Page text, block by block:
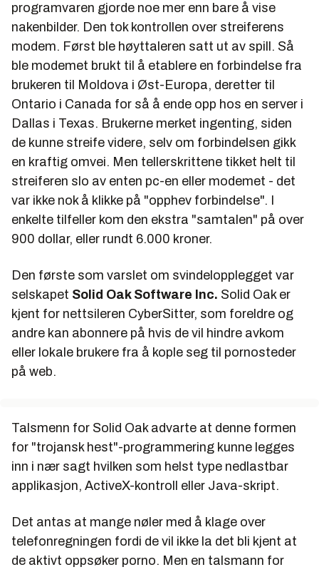
programvaren gjorde noe mer enn bare å vise
nakenbilder. Den tok kontrollen over streiferens
modem. Først ble høyttaleren satt ut av spill. Så
ble modemet brukt til å etablere en forbindelse fra
brukeren til Moldova i Øst-Europa, deretter til
Ontario i Canada for så å ende opp hos en server i
Dallas i Texas. Brukerne merket ingenting, siden
de kunne streife videre, selv om forbindelsen gikk
en kraftig omvei. Men tellerskrittene tikket helt til
streiferen slo av enten pc-en eller modemet - det
var ikke nok å klikke på "opphev forbindelse". I
enkelte tilfeller kom den ekstra "samtalen" på over
900 dollar, eller rundt 6.000 kroner.
Den første som varslet om svindelopplegget var
selskapet Solid Oak Software Inc. Solid Oak er
kjent for nettsileren CyberSitter, som foreldre og
andre kan abonnere på hvis de vil hindre avkom
eller lokale brukere fra å kople seg til pornosteder
på web.
Talsmenn for Solid Oak advarte at denne formen
for "trojansk hest"-programmering kunne legges
inn i nær sagt hvilken som helst type nedlastbar
applikasjon, ActiveX-kontroll eller Java-skript.
Det antas at mange nøler med å klage over
telefonregningen fordi de vil ikke la det bli kjent at
de aktivt oppsøker porno. Men en talsmann for